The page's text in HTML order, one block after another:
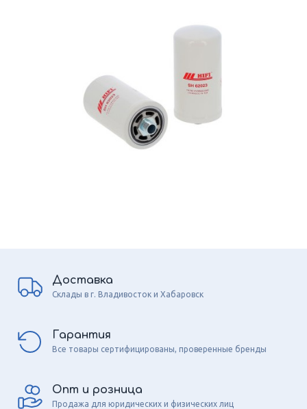
Доставка
Склады в г. Владивосток и Хабаровск
Гарантия
Все товары сертифицированы, проверенные бренды
Опт и розница
Продажа для юридических и физических лиц